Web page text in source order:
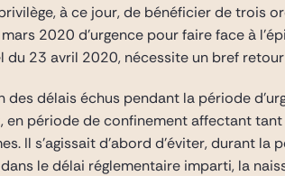
à ce jour, de bénéficier de trois
2020 d’urgence pour faire face à
23 avril 2020, nécessite un bref
délais échus pendant la période
période de confinement affectant tant
Il s’agissait d’abord d’éviter, durant la
le délai réglementaire imparti, la